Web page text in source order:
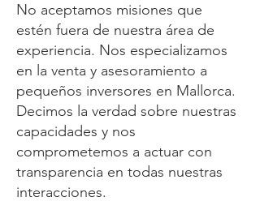
No aceptamos misiones que
estén fuera de nuestra área de
experiencia. Nos especializamos
en la venta y asesoramiento a
pequeños inversores en Mallorca.
Decimos la verdad sobre nuestras
capacidades y nos
comprometemos a actuar con
transparencia en todas nuestras
interacciones.